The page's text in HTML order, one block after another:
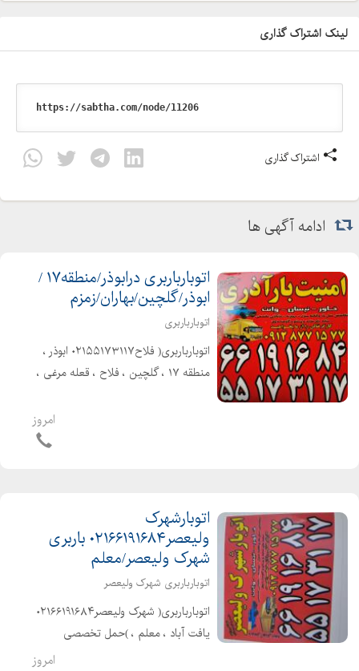
لینک اشتراک گذاری
اشتراک گذاری
ادامه آگهی ها
اتوبارباربری درابوذر/منطقه۱۷ /
ابوذر/گلچین/بهاران/زمزم
اتوبارباربری
اتوبارباربری( فلاح۰۲۱۵۵۱۷۳۱۱۷ ابوذر ،
منطقه ۱۷ ، گلچین ، فلاح ، قعله مرغی ،
)حمل تخصصی بارواثاثیه منزل . ادارات .
امروز
اتوبارشهرک
ولیعصر۰۲۱۶۶۱۹۱۶۸۴ باربری
شهرک ولیعصر/معلم
اتوبارباربری شهرک ولیعصر
اتوبارباربری( شهرک ولیعصر۰۲۱۶۶۱۹۱۶۸۴
یافت آباد ، معلم ، )حمل تخصصی
بارواثاثیه منزل . ادارات . شرکتها شهر وامروز